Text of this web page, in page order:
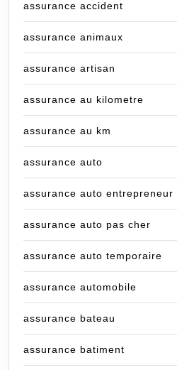
assurance accident
assurance animaux
assurance artisan
assurance au kilometre
assurance au km
assurance auto
assurance auto entrepreneur
assurance auto pas cher
assurance auto temporaire
assurance automobile
assurance bateau
assurance batiment